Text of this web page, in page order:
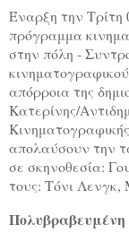
Έναρξη την
πρόγραμμα
στην πόλη -
απόρροια της
Κατερίνης/
απολαύσουν την
σε σκηνοθεσία:
τους: Τόνι
Πολυβραβευμένη